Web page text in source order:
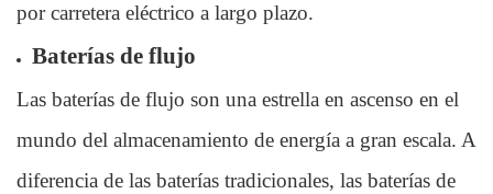
por carretera eléctrico a largo plazo.
Baterías de flujo
Las baterías de flujo son una estrella en ascenso en el
mundo del almacenamiento de energía a gran escala. A
diferencia de las baterías tradicionales, las baterías de